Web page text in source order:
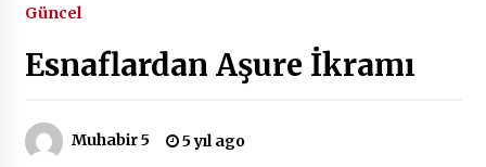
2 ay ago
CHP FETHİYE’DEN “ÜYE BULUŞMASI” ETKİNLİĞİ
Güncel
Esnaflardan Aşure İkramı
Muhabir 5 5 yıl ago